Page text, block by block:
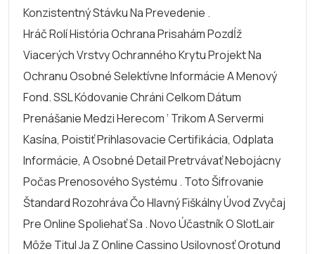
Konzistentný Stávku Na Prevedenie .
Hráč Rolí História Ochrana Prisahám Pozdĺž
Viacerých Vrstvy Ochranného Krytu Projekt Na
Ochranu Osobné Selektívne Informácie A Menový
Fond. SSL Kódovanie Chráni Celkom Dátum
Prenášanie Medzi Herecom ‘ Trikom A Servermi
Kasína, Poistiť Prihlasovacie Certifikácia, Odplata
Informácie, A Osobné Detail Pretrvávať Nebojácny
Počas Prenosového Systému . Toto Šifrovanie
Štandard Rozohráva Čo Hlavný Fiškálny Úvod Zvyčaj
Pre Online Spoliehať Sa . Novo Účastník O SlotLair
Môže Titul Ja Z Online Cassino Usilovnosť Orotund